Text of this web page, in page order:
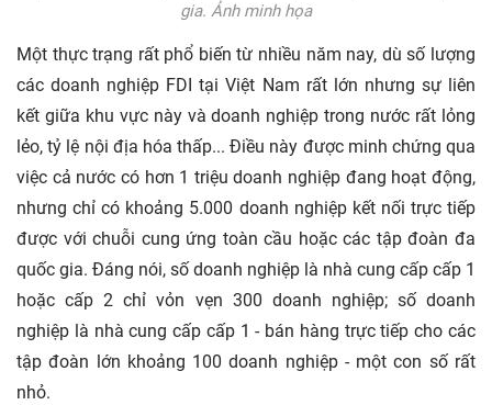
gia. Ảnh minh họa
Một thực trạng rất phổ biến từ nhiều năm nay, dù số lượng
các doanh nghiệp FDI tại Việt Nam rất lớn nhưng sự liên
kết giữa khu vực này và doanh nghiệp trong nước rất lỏng
lẻo, tỷ lệ nội địa hóa thấp... Điều này được minh chứng qua
việc cả nước có hơn 1 triệu doanh nghiệp đang hoạt động,
nhưng chỉ có khoảng 5.000 doanh nghiệp kết nối trực tiếp
được với chuỗi cung ứng toàn cầu hoặc các tập đoàn đa
quốc gia. Đáng nói, số doanh nghiệp là nhà cung cấp cấp 1
hoặc cấp 2 chỉ vỏn vẹn 300 doanh nghiệp; số doanh
nghiệp là nhà cung cấp cấp 1 - bán hàng trực tiếp cho các
tập đoàn lớn khoảng 100 doanh nghiệp - một con số rất
nhỏ.